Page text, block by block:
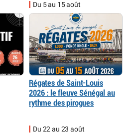
Du 5 au 15 août
Régates de Saint-Louis
2026 : le fleuve Sénégal au
rythme des pirogues
Du 22 au 23 août